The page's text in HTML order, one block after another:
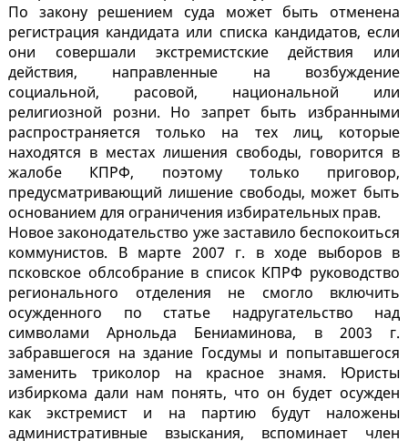
По закону решением суда может быть отменена
регистрация кандидата или списка кандидатов, если
они совершали экстремистские действия или
действия, направленные на возбуждение
социальной, расовой, национальной или
религиозной розни. Но запрет быть избранными
распространяется только на тех лиц, которые
находятся в местах лишения свободы, говорится в
жалобе КПРФ, поэтому только приговор,
предусматривающий лишение свободы, может быть
основанием для ограничения избирательных прав.
Новое законодательство уже заставило беспокоиться
коммунистов. В марте 2007 г. в ходе выборов в
псковское облсобрание в список КПРФ руководство
регионального отделения не смогло включить
осужденного по статье надругательство над
символами Арнольда Бениаминова, в 2003 г.
забравшегося на здание Госдумы и попытавшегося
заменить триколор на красное знамя. Юристы
избиркома дали нам понять, что он будет осужден
как экстремист и на партию будут наложены
административные взыскания, вспоминает член